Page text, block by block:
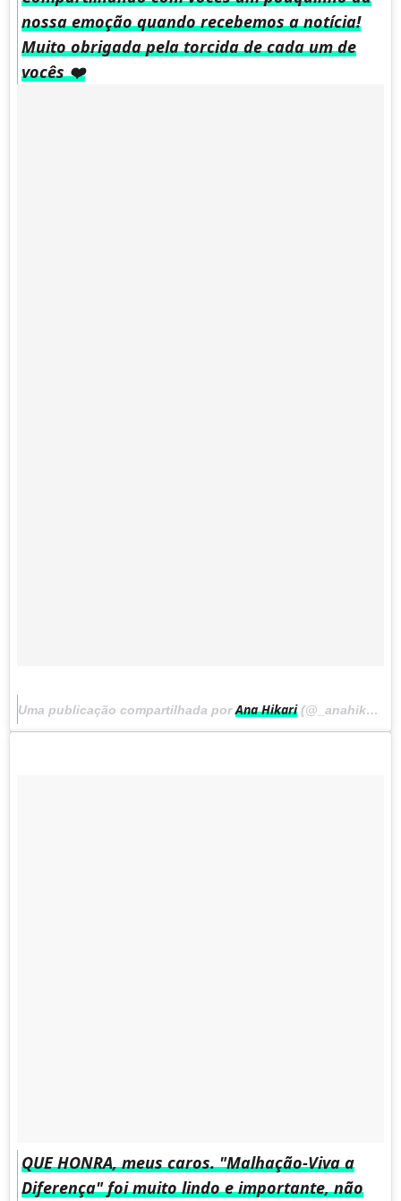
nossa emoção quando recebemos a notícia!
Muito obrigada pela torcida de cada um de
vocês ❤️
Uma publicação compartilhada porAna Hikari(@_anahikari) em
QUE HONRA, meus caros. "Malhação-Viva a
Diferença" foi muito lindo e importante, não